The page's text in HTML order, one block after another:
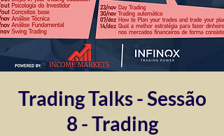
Trading Talks - Sessão
8 - Trading